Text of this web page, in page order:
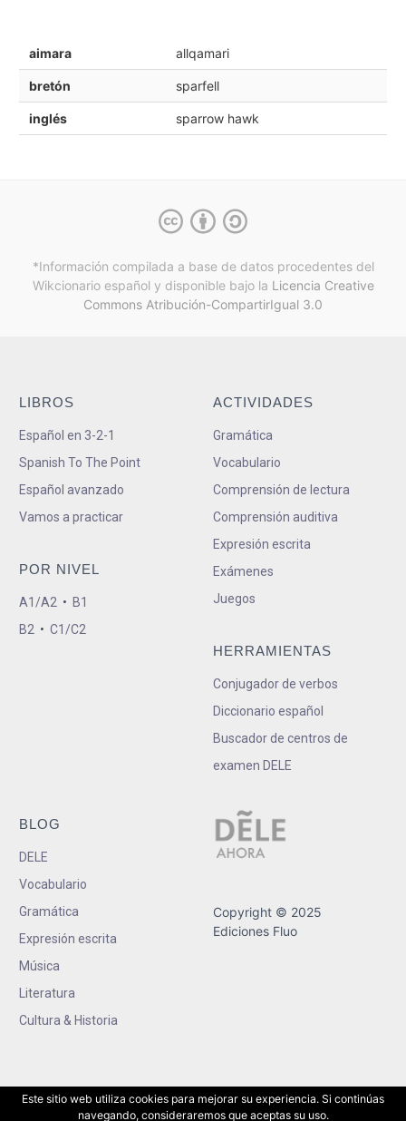
aimara allqamari
bretón sparfell
inglés sparrow hawk
*Información compilada a base de datos procedentes del
Wikcionario español y disponible bajo la Licencia Creative
Commons Atribución-CompartirIgual 3.0
LIBROS
Español en 3-2-1
Spanish To The Point
Español avanzado
Vamos a practicar
POR NIVEL
A1/A2 • B1
B2 • C1/C2
ACTIVIDADES
Gramática
Vocabulario
Comprensión de lectura
Comprensión auditiva
Expresión escrita
Exámenes
Juegos
HERRAMIENTAS
Conjugador de verbos
Diccionario español
Buscador de centros de
examen DELE
BLOG
DELE
Vocabulario
Gramática
Expresión escrita
Música
Literatura
Cultura & Historia
Copyright © 2025
Ediciones Fluo
Este sitio web utiliza cookies para mejorar su experiencia. Si continúas
navegando, consideraremos que aceptas su uso.